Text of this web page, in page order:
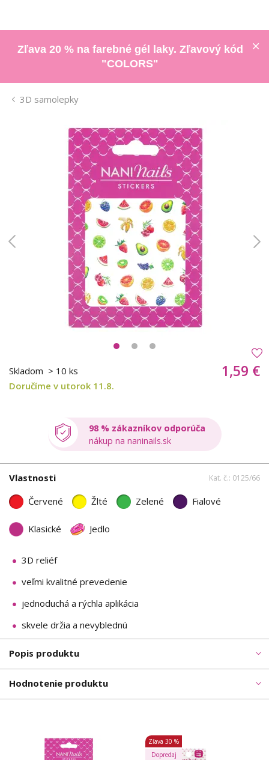
Zľava 20 % na farebné gél laky. Zľavový kód
"COLORS"
3D samolepky
Skladom > 10 ks
Doručíme v utorok 11.8.
1,59 €
98 % zákazníkov odporúča
nákup na naninails.sk
Vlastnosti Kat. č.: 0125/66
Červené Žlté Zelené Fialové
Klasické Jedlo
3D reliéf
veľmi kvalitné prevedenie
jednoduchá a rýchla aplikácia
skvele držia a nevyblednú
Popis produktu
Hodnotenie produktu
Zľava 30 %
Dopredaj